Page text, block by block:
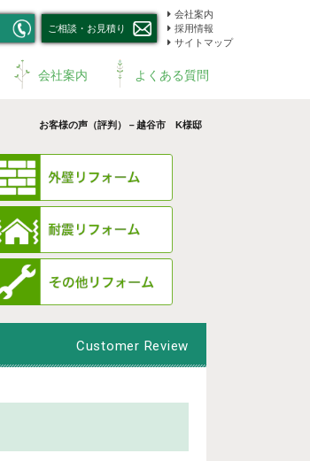
ご相談・お見積り
会社案内
採用情報
サイトマップ
会社案内 よくある質問
お客様の声（評判）－越谷市 K様邸
Customer Review